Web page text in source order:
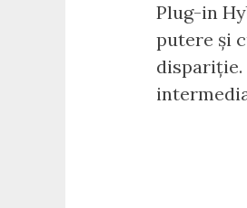
Plug-in
putere și
dispariție.